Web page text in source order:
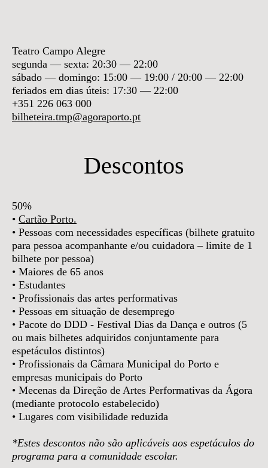
Teatro Campo Alegre
segunda — sexta: 20:30 — 22:00
sábado — domingo: 15:00 — 19:00 / 20:00 — 22:00
feriados em dias úteis: 17:30 — 22:00
+351 226 063 000
bilheteira.tmp@agoraporto.pt
Descontos
50%
• Cartão Porto.
• Pessoas com necessidades específicas (bilhete gratuito
para pessoa acompanhante e/ou cuidadora – limite de 1
bilhete por pessoa)
• Maiores de 65 anos
• Estudantes
• Profissionais das artes performativas
• Pessoas em situação de desemprego
• Pacote do DDD - Festival Dias da Dança e outros (5
ou mais bilhetes adquiridos conjuntamente para
espetáculos distintos)
• Profissionais da Câmara Municipal do Porto e
empresas municipais do Porto
• Mecenas da Direção de Artes Performativas da Ágora
(mediante protocolo estabelecido)
• Lugares com visibilidade reduzida
*Estes descontos não são aplicáveis aos espetáculos do
programa para a comunidade escolar.